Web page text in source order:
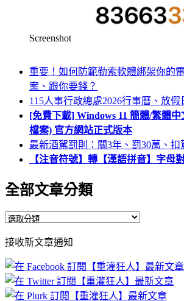
Screenshot
重要！如何防範勒索軟體綁架你的
案、跟你要錢？
115人事行政總處2026行事曆、放假
[免費下載] Windows 11 簡體/繁體
檔案) 官方網站正式版本
最新酒駕罰則：關3年、罰30萬、扣
【注音符號】轉【漢語拼音】字母
全部文章分類
全
文
章
分
類
接收新文章通知